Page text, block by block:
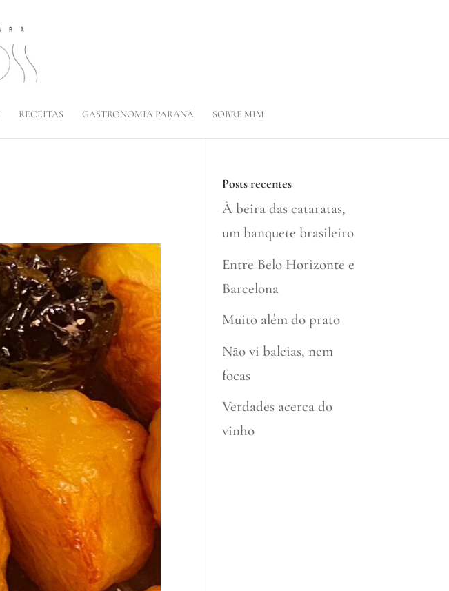
RECEITAS GASTRONOMIA PARANÁ SOBRE MIM
Posts recentes
À beira das cataratas,
um banquete brasileiro
Entre Belo Horizonte e
Barcelona
Muito além do prato
Não vi baleias, nem
focas
Verdades acerca do
vinho